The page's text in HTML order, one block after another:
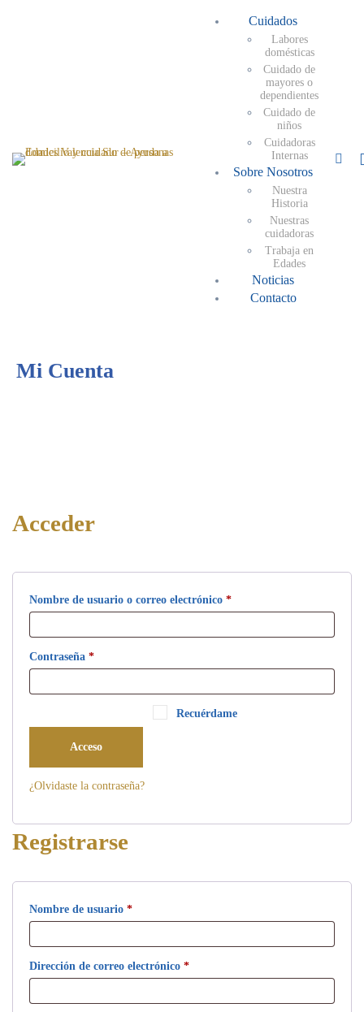
Cuidados
Labores
domésticas
Cuidado de
mayores o
dependientes
Cuidado de
niños
Cuidadoras
Internas
Sobre Nosotros
Nuestra
Historia
Nuestras
cuidadoras
Trabaja en
Edades
Noticias
Contacto
Mi Cuenta
Acceder
Nombre de usuario o correo electrónico *Obligatorio
Contraseña *Obligatorio
Recuérdame
Acceso
¿Olvidaste la contraseña?
Registrarse
Nombre de usuario *Obligatorio
Dirección de correo electrónico *Obligatorio